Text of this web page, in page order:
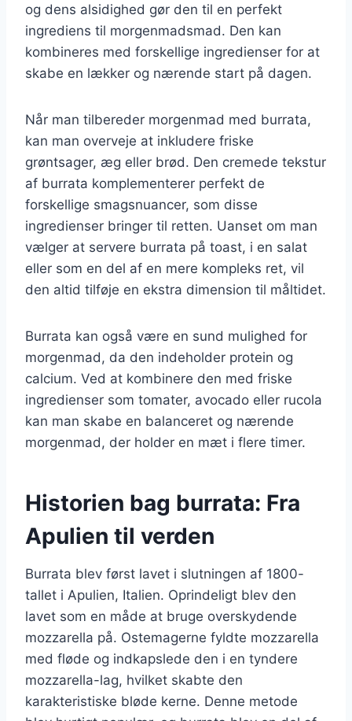
og dens alsidighed gør den til en perfekt
ingrediens til morgenmadsmad. Den kan
kombineres med forskellige ingredienser for at
skabe en lækker og nærende start på dagen.
Når man tilbereder morgenmad med burrata,
kan man overveje at inkludere friske
grøntsager, æg eller brød. Den cremede tekstur
af burrata komplementerer perfekt de
forskellige smagsnuancer, som disse
ingredienser bringer til retten. Uanset om man
vælger at servere burrata på toast, i en salat
eller som en del af en mere kompleks ret, vil
den altid tilføje en ekstra dimension til måltidet.
Burrata kan også være en sund mulighed for
morgenmad, da den indeholder protein og
calcium. Ved at kombinere den med friske
ingredienser som tomater, avocado eller rucola
kan man skabe en balanceret og nærende
morgenmad, der holder en mæt i flere timer.
Historien bag burrata: Fra
Apulien til verden
Burrata blev først lavet i slutningen af 1800-
tallet i Apulien, Italien. Oprindeligt blev den
lavet som en måde at bruge overskydende
mozzarella på. Ostemagerne fyldte mozzarella
med fløde og indkapslede den i en tyndere
mozzarella-lag, hvilket skabte den
karakteristiske bløde kerne. Denne metode